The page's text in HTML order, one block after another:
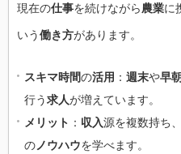
現在の仕事を続けながら農業に
いう働き方があります。
スキマ時間の活用 ： 週末や早朝
行う求人が増えています。
メリット ： 収入源を複数持ち、
のノウハウを学べます。